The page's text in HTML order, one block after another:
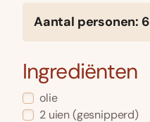
Aantal personen: 6
Ingrediënten
olie
2 uien (gesnipperd)